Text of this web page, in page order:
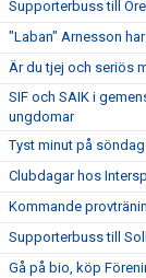
Supporterbuss till
"Laban" Arnesson
Är du tjej och seriös
SIF och SAIK i
ungdomar
Tyst minut på söndag
Clubdagar hos
Kommande
Supporterbuss till
Gå på bio, köp